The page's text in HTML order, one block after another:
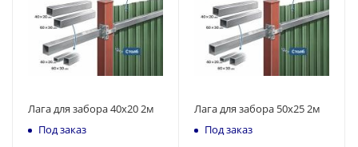
Лага для забора 40х20 2м
Под заказ
Лага для забора 50х25 2м
Под заказ